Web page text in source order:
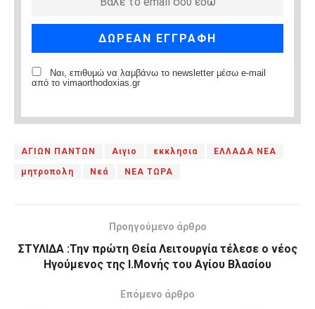
Ναι, επιθυμώ να λαμβάνω το newsletter μέσω e-mail
από το vimaorthodoxias.gr
ΑΓΙΩΝ ΠΑΝΤΩΝ Αιγιο εκκλησια ΕΛΛΑΔΑ ΝΕΑ
μητροπολη Νεά ΝΕΑ ΤΩΡΑ
Προηγούμενο άρθρο
ΣΤΥΛΙΔΑ :Την πρώτη Θεία Λειτουργία τέλεσε ο νέος
Ηγούμενος της Ι.Μονής του Αγίου Βλασίου
Επόμενο άρθρο